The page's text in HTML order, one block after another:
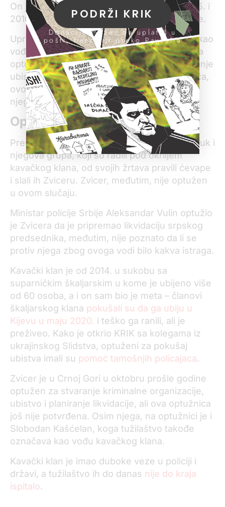
On je, piše u optužnici, šest puta tokom 2015. i
2016. koristio lažni pasoš za prelazak granice.
Uprkos tome što je policija Zvicera označila kao
vođu kavačkog klana, a predstavnici vlasti ga
optuživali za brojna krivična dela, pa i planiranje
ubistva predsednika Srbije Aleksandra Vučića,
ovo je za sada jedini postupak koji se protiv
njega vodi u Srbiji.
Optužbe u Crnoj Gori
Predsednik Vučić rekao je da su Veljko Belivuk i
njegova grupa, koji su radili pod okriljem
kavačkog klana, od svojih žrtava pravili ćevape
i slali ih Zviceru. Zvicer, međutim, nije optužen
u ovom slučaju.
Ministar policije Srbije Aleksandar Vulin optužio
je Zvicera da je pripremao likvidaciju srpskog
predsednika, međutim, nije poznato da li se
protiv njega zbog ovoga vodi bilo kakva istraga.
Kavački klan je od 2014. u sukobu sa
suparničkim škaljarskim u kome je ubijeno više
od 60 osoba, a i on sam bio je meta – članovi
škaljarskog klana pokušali su da ga ubiju u
Kijevu u maju 2020. i teško ga ranili, ali je
preživeo. Kako je otkrio KRIK sa kolegama iz
ukrajinskog Slidstva, optuženi za pokušaj
ubistva imali su pomoć tamošnjih policajaca.
Zvicer je u Crnoj Gori u oktobru prošle godine
optužen za stvaranje kriminalne organizacije,
ubistvo i planiranje likvidacije, ali ova optužnica
još nije potvrđena. Osim njega, na optužnici je i
Slobodan Kašćelan, koga tužilaštvo takođe
označava kao vođu kavačkog klana.
Kavački klan je imao duboke veze u policiji i
državi, a tužilaštvo ih do danas nije do kraja
ispitalo.
PODRŽI KRIK
Donacije možeš da uplatiš u
pošti, banci ili preko PayPal-a